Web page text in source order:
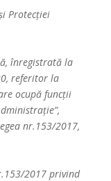
Protecției
înregistrată la
referitor la
ocupă funcții
nr.153/2017,
2017 privind